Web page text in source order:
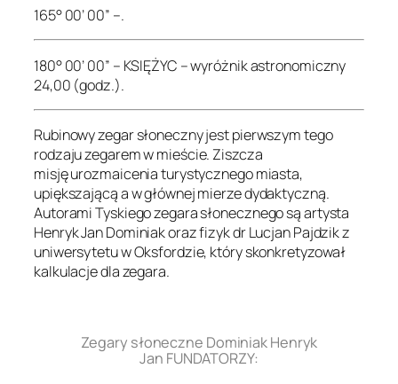
165° 00’ 00” –.
180° 00’ 00” – KSIĘŻYC – wyróżnik astronomiczny
24,00 (godz.).
Rubinowy zegar słoneczny jest pierwszym tego
rodzaju zegarem w mieście. Ziszcza
misję urozmaicenia turystycznego miasta,
upiększającą a w głównej mierze dydaktyczną.
Autorami Tyskiego zegara słonecznego są artysta
Henryk Jan Dominiak oraz fizyk dr Lucjan Pajdzik z
uniwersytetu w Oksfordzie, który skonkretyzował
kalkulacje dla zegara.
Zegary słoneczne Dominiak Henryk
Jan FUNDATORZY: